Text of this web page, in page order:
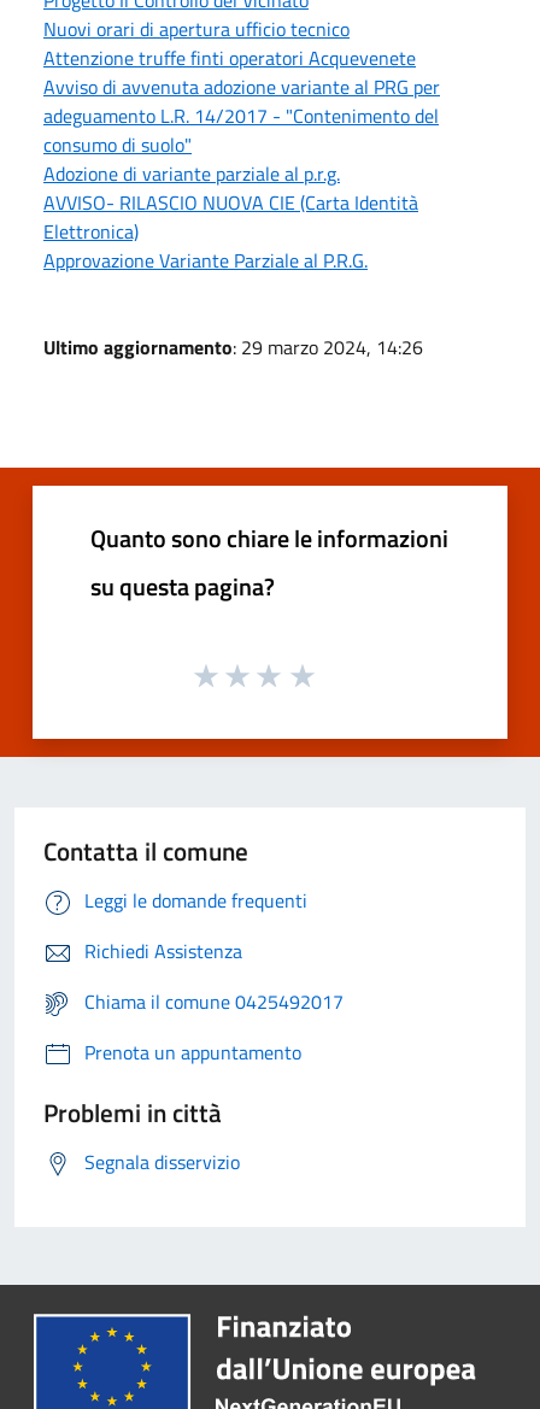
Nuovi orari di apertura ufficio tecnico
Attenzione truffe finti operatori Acquevenete
Avviso di avvenuta adozione variante al PRG per
adeguamento L.R. 14/2017 - "Contenimento del
consumo di suolo"
Adozione di variante parziale al p.r.g.
AVVISO- RILASCIO NUOVA CIE (Carta Identità
Elettronica)
Approvazione Variante Parziale al P.R.G.
Ultimo aggiornamento: 29 marzo 2024, 14:26
Quanto sono chiare le informazioni
su questa pagina?
Contatta il comune
Leggi le domande frequenti
Richiedi Assistenza
Chiama il comune 0425492017
Prenota un appuntamento
Problemi in città
Segnala disservizio